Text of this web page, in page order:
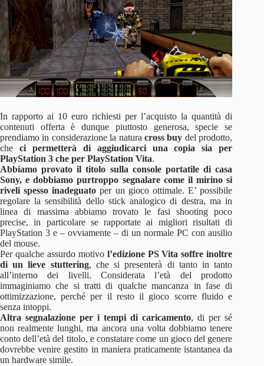
In rapporto ai 10 euro richiesti per l’acquisto la quantità di
contenuti offerta è dunque piuttosto generosa, specie se
prendiamo in considerazione la naturacross buy del prodotto,
che ci permetterà di aggiudicarci una copia sia per
PlayStation 3 che per PlayStation Vita.
Abbiamo provato il titolo sulla console portatile di casa
Sony, e dobbiamo purtroppo segnalare come il mirino si
riveli spesso inadeguato per un gioco ottimale. E’ possibile
regolare la sensibilità dello stick analogico di destra, ma in
linea di massima abbiamo trovato le fasi shooting poco
precise, in particolare se rapportate ai migliori risultati di
PlayStation 3 e – ovviamente – di un normale PC con ausilio
del mouse.
Per qualche assurdo motivo l’edizione PS Vita soffre inoltre
di un lieve stuttering, che si presenterà di tanto in tanto
all’interno dei livelli. Considerata l’età del prodotto
immaginiamo che si tratti di qualche mancanza in fase di
ottimizzazione, perché per il resto il gioco scorre fluido e
senza intoppi.
Altra segnalazione per i tempi di caricamento, di per sé
non realmente lunghi, ma ancora una volta dobbiamo tenere
conto dell’età del titolo, e constatare come un gioco del genere
dovrebbe venire gestito in maniera praticamente istantanea da
un hardware simile.